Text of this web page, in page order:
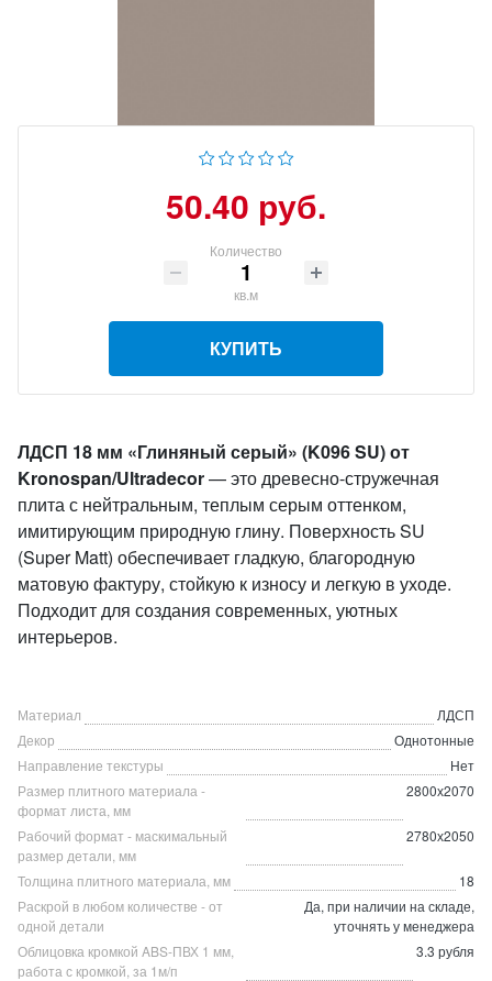
50.40 руб.
Количество
кв.м
КУПИТЬ
ЛДСП 18 мм «Глиняный серый» (K096 SU) от
Kronospan/Ultradecor— это древесно-стружечная
плита с нейтральным, теплым серым оттенком,
имитирующим природную глину. Поверхность SU
(Super Matt) обеспечивает гладкую, благородную
матовую фактуру, стойкую к износу и легкую в уходе.
Подходит для создания современных, уютных
интерьеров.
Материал
ЛДСП
Декор
Однотонные
Направление текстуры
Нет
Размер плитного материала -
формат листа, мм
2800х2070
Рабочий формат - маскимальный
размер детали, мм
2780х2050
Толщина плитного материала, мм
18
Раскрой в любом количестве - от
одной детали
Да, при наличии на складе,
уточнять у менеджера
Облицовка кромкой ABS-ПВХ 1 мм,
работа с кромкой, за 1м/п
3.3 рубля